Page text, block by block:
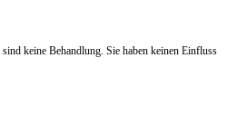
keine Behandlung. Sie haben keinen Einfluss